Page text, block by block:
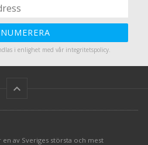
i enlighet med vår integritetspolicy.
keyboard_arrow_up
en av Sveriges största och mest